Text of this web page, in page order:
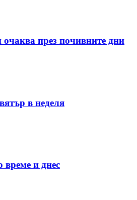
през почивните дни
в неделя
време и днес